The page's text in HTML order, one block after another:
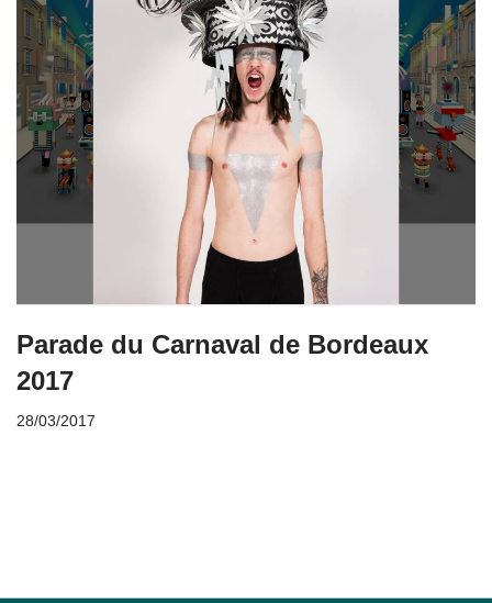
Parade du Carnaval de Bordeaux
2017
28/03/2017